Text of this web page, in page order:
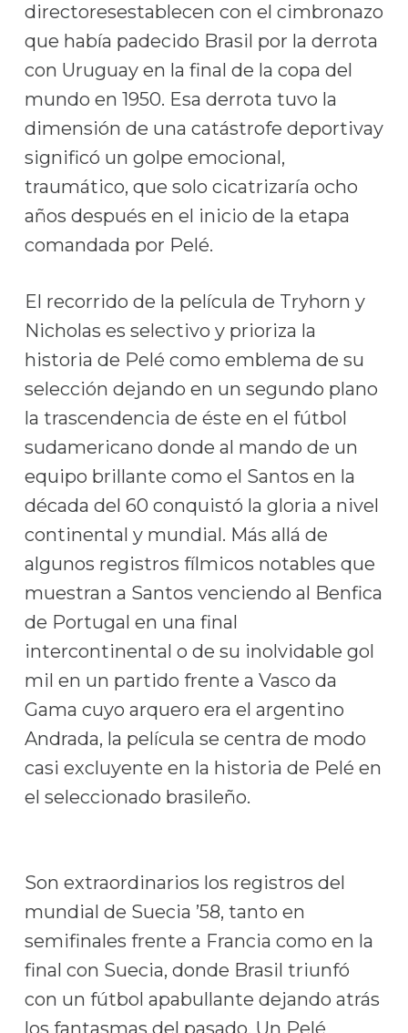
directoresestablecen con el cimbronazo
que había padecido Brasil por la derrota
con Uruguay en la final de la copa del
mundo en 1950. Esa derrota tuvo la
dimensión de una catástrofe deportivay
significó un golpe emocional,
traumático, que solo cicatrizaría ocho
años después en el inicio de la etapa
comandada por Pelé.
El recorrido de la película de Tryhorn y
Nicholas es selectivo y prioriza la
historia de Pelé como emblema de su
selección dejando en un segundo plano
la trascendencia de éste en el fútbol
sudamericano donde al mando de un
equipo brillante como el Santos en la
década del 60 conquistó la gloria a nivel
continental y mundial. Más allá de
algunos registros fílmicos notables que
muestran a Santos venciendo al Benfica
de Portugal en una final
intercontinental o de su inolvidable gol
mil en un partido frente a Vasco da
Gama cuyo arquero era el argentino
Andrada, la película se centra de modo
casi excluyente en la historia de Pelé en
el seleccionado brasileño.
Son extraordinarios los registros del
mundial de Suecia ’58, tanto en
semifinales frente a Francia como en la
final con Suecia, donde Brasil triunfó
con un fútbol apabullante dejando atrás
los fantasmas del pasado. Un Pelé